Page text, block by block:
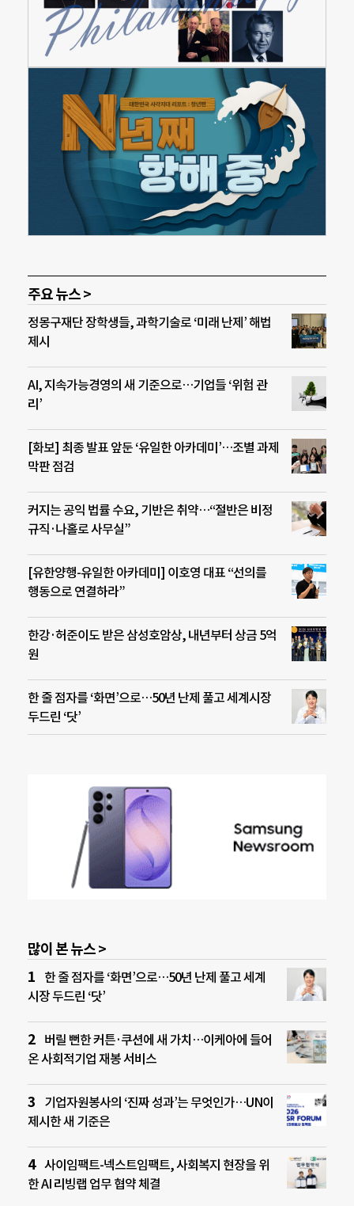
주요 뉴스 >
정몽구재단 장학생들, 과학기술로 ‘미래 난제’ 해법
제시
AI, 지속가능경영의 새 기준으로…기업들 ‘위험 관
리’
[화보] 최종 발표 앞둔 ‘유일한 아카데미’…조별 과제
막판 점검
커지는 공익 법률 수요, 기반은 취약…“절반은 비정
규직·나홀로 사무실”
[유한양행-유일한 아카데미] 이호영 대표 “선의를
행동으로 연결하라”
한강·허준이도 받은 삼성호암상, 내년부터 상금 5억
원
한 줄 점자를 ‘화면’으로…50년 난제 풀고 세계시장
두드린 ‘닷’
많이 본 뉴스 >
한 줄 점자를 ‘화면’으로…50년 난제 풀고 세계
시장 두드린 ‘닷’
버릴 뻔한 커튼·쿠션에 새 가치…이케아에 들어
온 사회적기업 재봉 서비스
기업자원봉사의 ‘진짜 성과’는 무엇인가…UN이
제시한 새 기준은
사이임팩트-넥스트임팩트, 사회복지 현장을 위
한 AI 리빙랩 업무 협약 체결